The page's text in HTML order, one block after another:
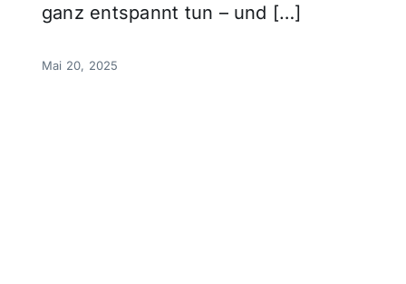
ganz entspannt tun – und […]
Mai 20, 2025